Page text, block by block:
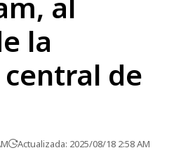
la
de
Actualizada: 2025/08/18 2:58 AM